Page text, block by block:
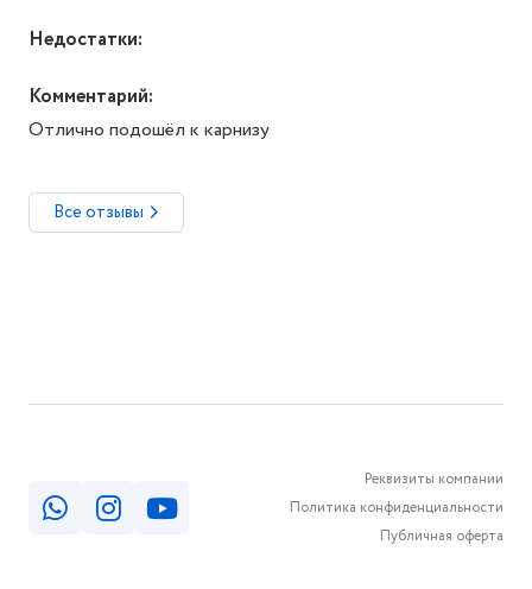
Недостатки:
Комментарий:
Отлично подошёл к карнизу
Все отзывы
Реквизиты компании
Политика конфиденциальности
Публичная оферта